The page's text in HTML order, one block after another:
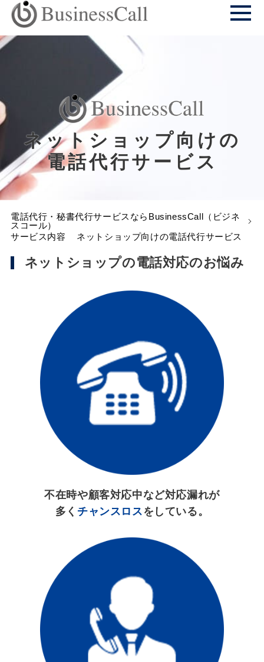
ネットショップ向けの
電話代行サービス
電話代行・秘書代行サービスならBusinessCall（ビジネ
スコール）
サービス内容
ネットショップ向けの電話代行サービス
ネットショップの電話対応のお悩み
不在時や顧客対応中など対応漏れが
多く チャンスロス をしている。